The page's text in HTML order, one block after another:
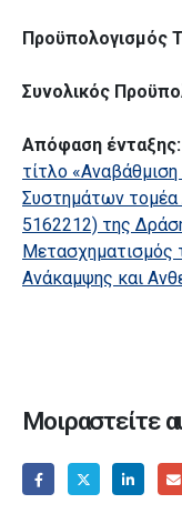
Προϋπολογισμός
Συνολικός
Απόφαση ένταξης:
τίτλο
Συστημάτων τομέα
5162212) της
Μετασχηματισμός
Ανάκαμψης και
Μοιραστείτε